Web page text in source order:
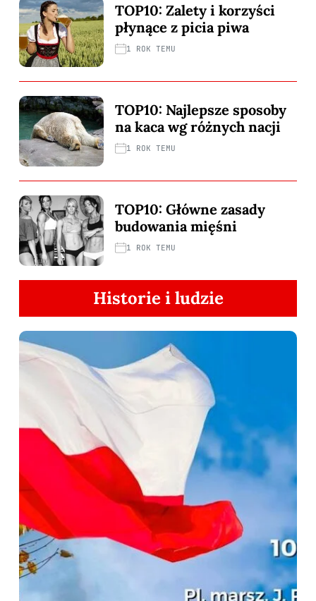
TOP10: Zalety i korzyści
płynące z picia piwa
1 ROK TEMU
TOP10: Najlepsze sposoby
na kaca wg różnych nacji
1 ROK TEMU
TOP10: Główne zasady
budowania mięśni
1 ROK TEMU
Historie i ludzie